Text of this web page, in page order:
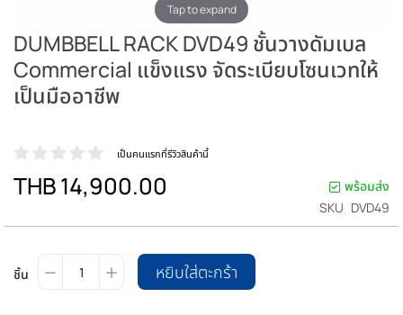
Tap to expand
DUMBBELL RACK DVD49 ชั้นวางดัมเบล
Commercial แข็งแรง จัดระเบียบโซนเวทให้
เป็นมืออาชีพ
เป็นคนแรกที่รีวิวสินค้านี้
THB 14,900.00
พร้อมส่ง
SKU DVD49
ชิ้น หยิบใส่ตะกร้า